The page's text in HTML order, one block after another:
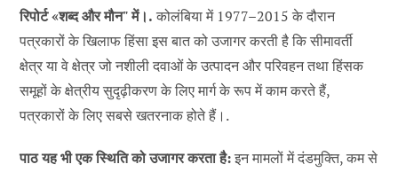
रिपोर्ट «शब्द और मौन" में।. कोलंबिया में 1977–2015 के दौरान
पत्रकारों के खिलाफ हिंसा इस बात को उजागर करती है कि सीमावर्ती
क्षेत्र या वे क्षेत्र जो नशीली दवाओं के उत्पादन और परिवहन तथा हिंसक
समूहों के क्षेत्रीय सुदृढ़ीकरण के लिए मार्ग के रूप में काम करते हैं,
पत्रकारों के लिए सबसे खतरनाक होते हैं।.
पाठ यह भी एक स्थिति को उजागर करता है:इन मामलों में दंडमुक्ति, कम से